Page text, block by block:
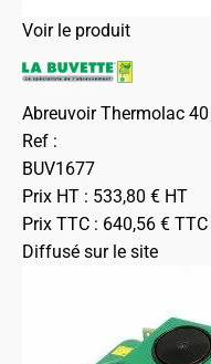
Voir le produit
Abreuvoir Thermolac
Ref :
BUV1677
Prix HT : 533,80 € HT
Prix TTC : 640,56 € TTC
Diffusé sur le site